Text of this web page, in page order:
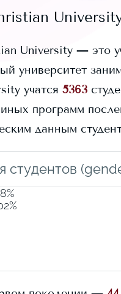
University — это
университет
учатся 5363
программ
данным
студентов